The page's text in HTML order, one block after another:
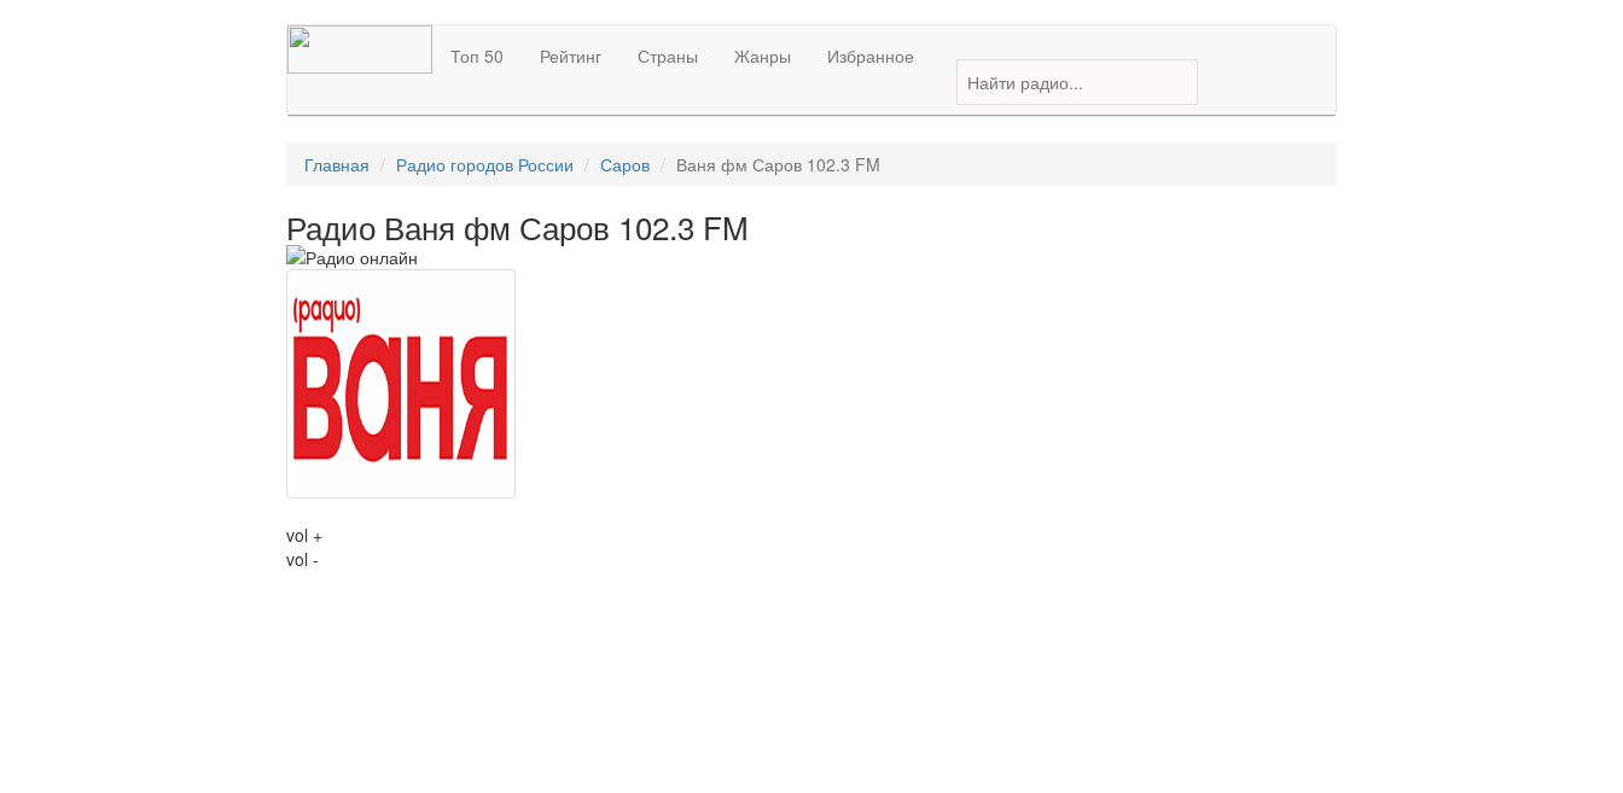
Топ 50 Рейтинг Страны Жанры Избранное
Главная Радио городов России Саров Ваня фм Саров 102.3 FM
Радио Ваня фм Саров 102.3 FM
vol +
vol -